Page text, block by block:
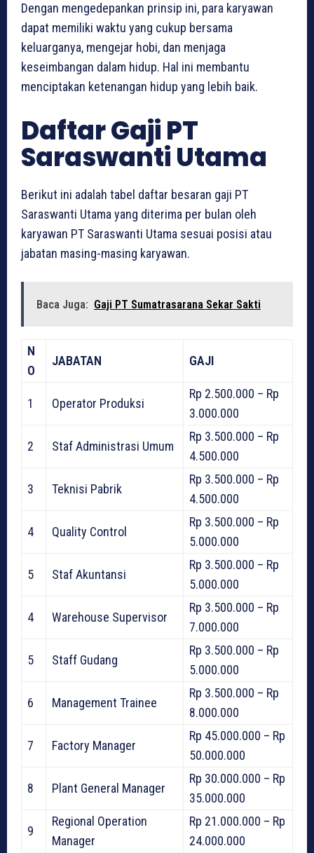
Dengan mengedepankan prinsip ini, para karyawan
dapat memiliki waktu yang cukup bersama
keluarganya, mengejar hobi, dan menjaga
keseimbangan dalam hidup. Hal ini membantu
menciptakan ketenangan hidup yang lebih baik.
Daftar Gaji PT
Saraswanti Utama
Berikut ini adalah tabel daftar besaran gaji PT
Saraswanti Utama yang diterima per bulan oleh
karyawan PT Saraswanti Utama sesuai posisi atau
jabatan masing-masing karyawan.
Baca Juga: Gaji PT Sumatrasarana Sekar Sakti
N
O
JABATAN GAJI
1 Operator Produksi
Rp 2.500.000 – Rp
3.000.000
2 Staf Administrasi Umum
Rp 3.500.000 – Rp
4.500.000
3 Teknisi Pabrik
Rp 3.500.000 – Rp
4.500.000
4 Quality Control
Rp 3.500.000 – Rp
5.000.000
5 Staf Akuntansi
Rp 3.500.000 – Rp
5.000.000
4 Warehouse Supervisor
Rp 3.500.000 – Rp
7.000.000
5 Staff Gudang
Rp 3.500.000 – Rp
5.000.000
6 Management Trainee
Rp 3.500.000 – Rp
8.000.000
7 Factory Manager
Rp 45.000.000 – Rp
50.000.000
8 Plant General Manager
Rp 30.000.000 – Rp
35.000.000
9
Regional Operation
Manager
Rp 21.000.000 – Rp
24.000.000